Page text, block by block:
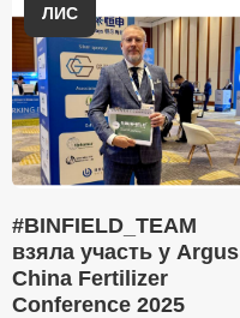
ЛИС
#BINFIELD_TEAM
взяла участь у Argus
China Fertilizer
Conference 2025